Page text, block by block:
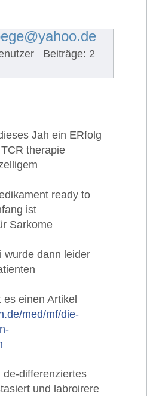
Beiträge: 2
Jah ein ERfolg
therapie
ready to
ist
Sarkome
wurde dann leider
einen Artikel
med/mf/die-
de-differenziertes
und labroirere